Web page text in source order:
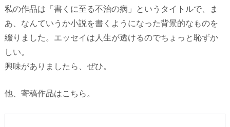
私の作品は「書くに至る不治の病」というタイトルで、ま
あ、なんていうか小説を書くようになった背景的なものを
綴りました。エッセイは人生が透けるのでちょっと恥ずか
しい。
興味がありましたら、ぜひ。
他、寄稿作品はこちら。